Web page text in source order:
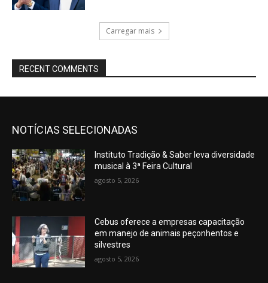
Carregar mais
RECENT COMMENTS
NOTÍCIAS SELECIONADAS
Instituto Tradição & Saber leva diversidade
musical à 3ª Feira Cultural
agosto 5, 2026
Cebus oferece a empresas capacitação
em manejo de animais peçonhentos e
silvestres
agosto 5, 2026